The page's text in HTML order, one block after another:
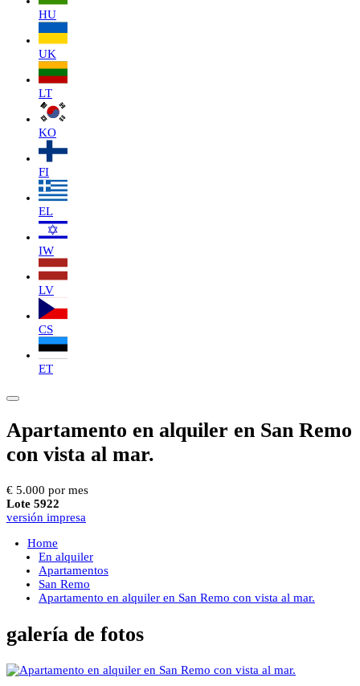
HU
UK
LT
KO
FI
EL
IW
LV
CS
ET
Apartamento en alquiler en San Remo
con vista al mar.
€ 5.000 por mes
Lote 5922
versión impresa
Home
En alquiler
Apartamentos
San Remo
Apartamento en alquiler en San Remo con vista al mar.
galería de fotos